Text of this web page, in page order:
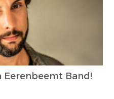
Eerenbeemt Band!